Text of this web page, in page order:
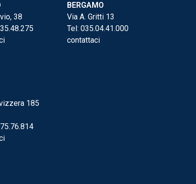
38
BERGAMO
Via A. Gritti 13
Tel: 035.04.41.000
contattaci
185